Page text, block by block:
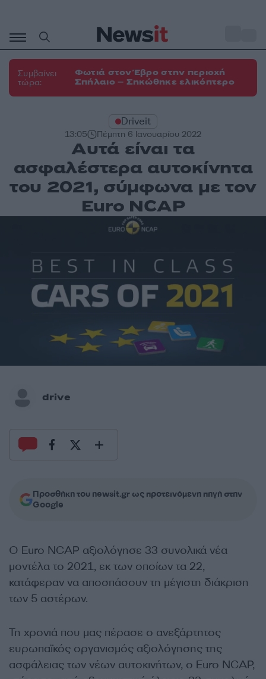
περιεχόμενο
Συμβαίνει
τώρα:
Φωτιά στον Έβρο στην περιοχή
Σπήλαιο – Σηκώθηκε ελικόπτερο
Driveit
13:05 Πέμπτη 6 Ιανουαρίου 2022
Αυτά είναι τα
ασφαλέστερα αυτοκίνητα
του 2021, σύμφωνα με τον
Euro NCAP
drive
Προσθήκη του newsit.gr ως προτεινόμενη πηγή στην
Google
Ο Euro NCAP αξιολόγησε 33 συνολικά νέα
μοντέλα το 2021, εκ των οποίων τα 22,
κατάφεραν να αποσπάσουν τη μέγιστη διάκριση
των 5 αστέρων.
Τη χρονιά που μας πέρασε ο ανεξάρτητος
ευρωπαϊκός οργανισμός αξιολόγησης της
ασφάλειας των νέων αυτοκινήτων, ο Euro NCAP,